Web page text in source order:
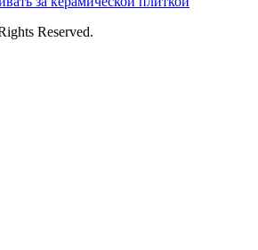
Reserved.